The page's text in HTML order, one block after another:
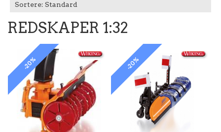
REDSKAPER 1:32
-20% -20%